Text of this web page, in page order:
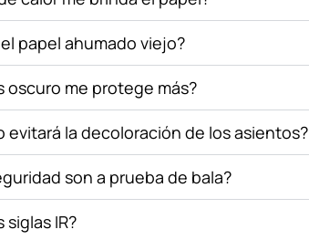
papel ahumado viejo?
oscuro me protege más?
evitará la decoloración de los asientos?
son a prueba de bala?
IR?